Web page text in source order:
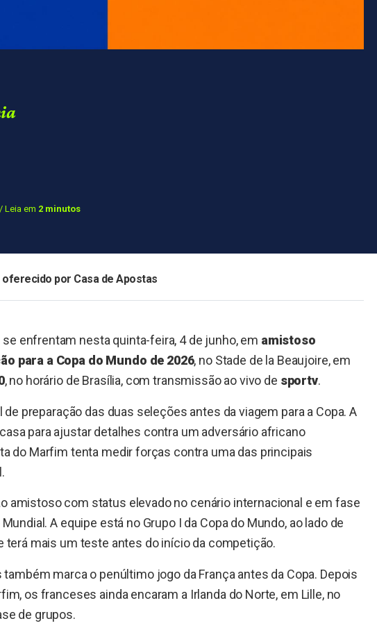
Leia em 2 minutos
oferecido por Casa de Apostas
se enfrentam nesta quinta-feira, 4 de junho, em amistoso
para a Copa do Mundo de 2026, no Stade de la Beaujoire, em
, no horário de Brasília, com transmissão ao vivo de sportv.
preparação das duas seleções antes da viagem para a Copa. A
para ajustar detalhes contra um adversário africano
do Marfim tenta medir forças contra uma das principais
amistoso com status elevado no cenário internacional e em fase
A equipe está no Grupo I da Copa do Mundo, ao lado de
terá mais um teste antes do início da competição.
marca o penúltimo jogo da França antes da Copa. Depois
os franceses ainda encaram a Irlanda do Norte, em Lille, no
de grupos.